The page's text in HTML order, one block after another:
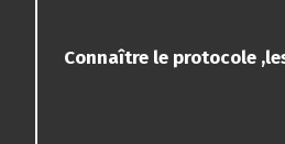
Connaître le protocole